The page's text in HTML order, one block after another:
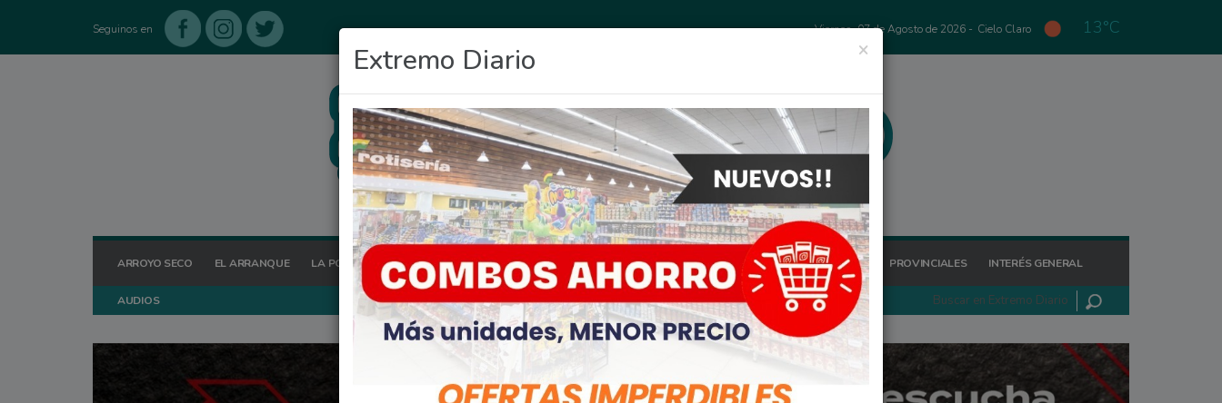
Seguinos en Viernes, 07 de Agosto de 2026 - Cielo Claro 13°C
ARROYO SECO EL ARRANQUE LA POSTA HOY OCIO DEPORTES FIGHIERA GENERAL LAGOS POLICIALES REGIONALES PROVINCIALES INTERÉS GENERAL
AUDIOS
×
Extremo Diario